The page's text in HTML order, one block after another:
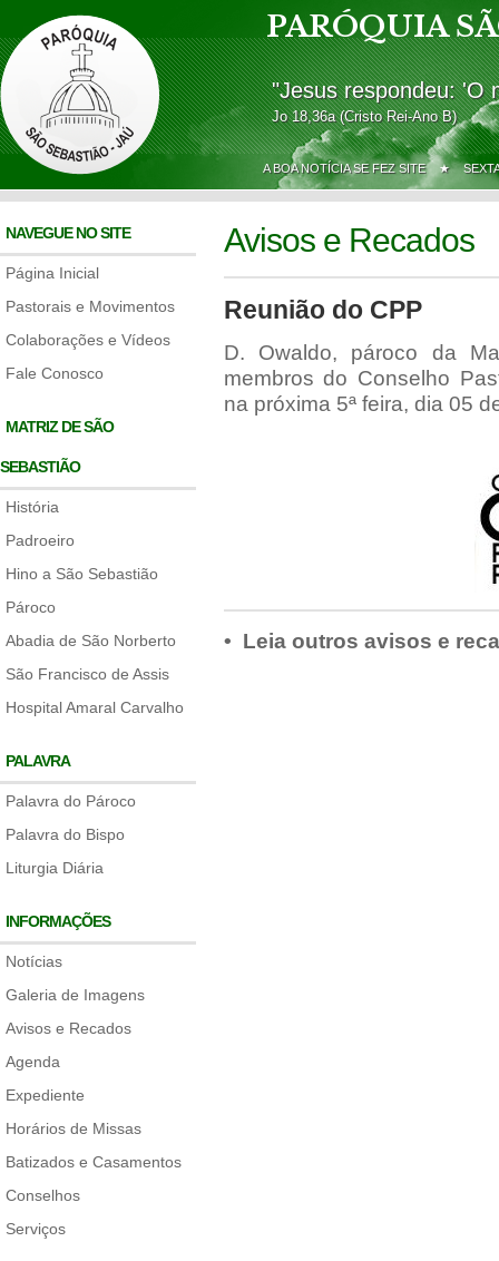
PARÓQUIA
"Jesus respondeu: 'O
Jo 18,36a (Cristo Rei-Ano B)
A BOA NOTÍCIA SE FEZ SITE ★
NAVEGUE NO SITE
Página Inicial
Pastorais e Movimentos
Colaborações e Vídeos
Fale Conosco
MATRIZ DE SÃO
SEBASTIÃO
História
Padroeiro
Hino a São Sebastião
Pároco
Abadia de São Norberto
São Francisco de Assis
Hospital Amaral Carvalho
PALAVRA
Palavra do Pároco
Palavra do Bispo
Liturgia Diária
INFORMAÇÕES
Notícias
Galeria de Imagens
Avisos e Recados
Agenda
Expediente
Horários de Missas
Batizados e Casamentos
Conselhos
Serviços
Avisos e Recados
Reunião do CPP
D. Owaldo, pároco da
membros do Conselho
na próxima 5ª feira, dia 05
• Leia outros avisos e